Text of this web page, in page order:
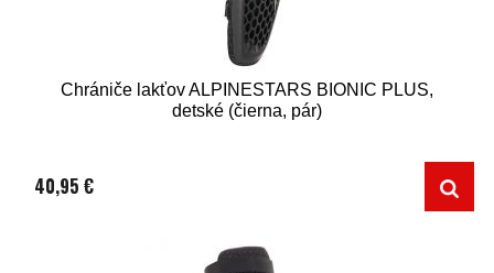
Chrániče lakťov ALPINESTARS BIONIC PLUS,
detské (čierna, pár)
40,95 €